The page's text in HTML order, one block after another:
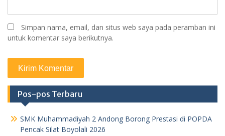
Simpan nama, email, dan situs web saya pada peramban ini
untuk komentar saya berikutnya.
Pos-pos Terbaru
SMK Muhammadiyah 2 Andong Borong Prestasi di POPDA
Pencak Silat Boyolali 2026